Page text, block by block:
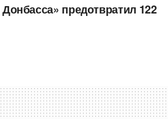
предотвратил 122